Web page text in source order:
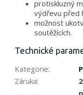
protiskluzný
výdřevu před
možnost
soutěžících.
Technické
Kategorie:
Záruka: